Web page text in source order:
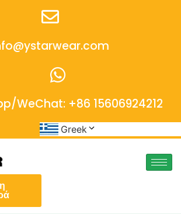
WeChat: +86 15606924212
Greek